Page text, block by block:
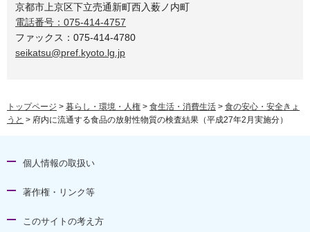
京都市上京区下立売通新町西入薮ノ内町
電話番号：075-414-4757
ファックス：075-414-4780
seikatsu@pref.kyoto.lg.jp
トップページ > 暮らし・環境・人権 > 食生活・消費生活 > 食の安心・安全きょ
うと > 府内に流通する食品の放射性物質の検査結果（平成27年2月実施分）
個人情報の取扱い
著作権・リンク等
このサイトの考え方